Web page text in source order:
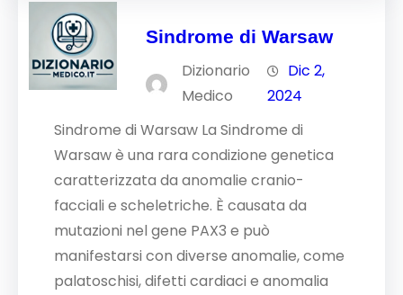
Sindrome di Warsaw
Dizionario
Medico
Dic 2,
2024
Sindrome di Warsaw La Sindrome di
Warsaw è una rara condizione genetica
caratterizzata da anomalie cranio-
facciali e scheletriche. È causata da
mutazioni nel gene PAX3 e può
manifestarsi con diverse anomalie, come
palatoschisi, difetti cardiaci e anomalia